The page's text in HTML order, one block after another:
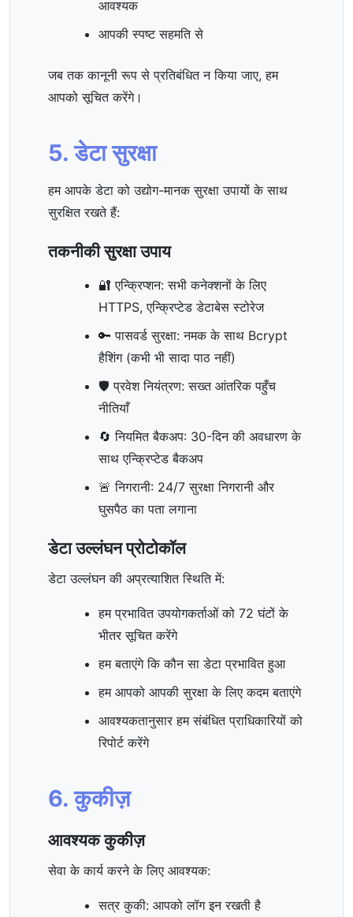
आवश्यक
आपकी स्पष्ट सहमति से
जब तक कानूनी रूप से प्रतिबंधित न किया जाए, हम
आपको सूचित करेंगे।
5. डेटा सुरक्षा
हम आपके डेटा को उद्योग-मानक सुरक्षा उपायों के साथ
सुरक्षित रखते हैं:
तकनीकी सुरक्षा उपाय
🔐 एन्क्रिप्शन: सभी कनेक्शनों के लिए
HTTPS, एन्क्रिप्टेड डेटाबेस स्टोरेज
🔑 पासवर्ड सुरक्षा: नमक के साथ Bcrypt
हैशिंग (कभी भी सादा पाठ नहीं)
🛡️ प्रवेश नियंत्रण: सख्त आंतरिक पहुँच
नीतियाँ
🔄 नियमित बैकअप: 30-दिन की अवधारण के
साथ एन्क्रिप्टेड बैकअप
🚨 निगरानी: 24/7 सुरक्षा निगरानी और
घुसपैठ का पता लगाना
डेटा उल्लंघन प्रोटोकॉल
डेटा उल्लंघन की अप्रत्याशित स्थिति में:
हम प्रभावित उपयोगकर्ताओं को 72 घंटों के
भीतर सूचित करेंगे
हम बताएंगे कि कौन सा डेटा प्रभावित हुआ
हम आपको आपकी सुरक्षा के लिए कदम बताएंगे
आवश्यकतानुसार हम संबंधित प्राधिकारियों को
रिपोर्ट करेंगे
6. कुकीज़
आवश्यक कुकीज़
सेवा के कार्य करने के लिए आवश्यक:
सत्र कुकी: आपको लॉग इन रखती है